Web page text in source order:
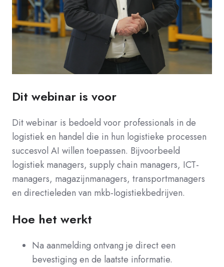
Dit webinar is voor
Dit webinar is bedoeld voor professionals in de
logistiek en handel die in hun logistieke processen
succesvol AI willen toepassen. Bijvoorbeeld
logistiek managers, supply chain managers, ICT-
managers, magazijnmanagers, transportmanagers
en directieleden van mkb-logistiekbedrijven.
Hoe het werkt
Na aanmelding ontvang je direct een
bevestiging en de laatste informatie.